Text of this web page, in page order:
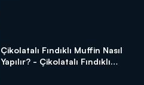
Çikolatalı Fındıklı Muffin Nasıl
Yapılır? - Çikolatalı Fındıklı